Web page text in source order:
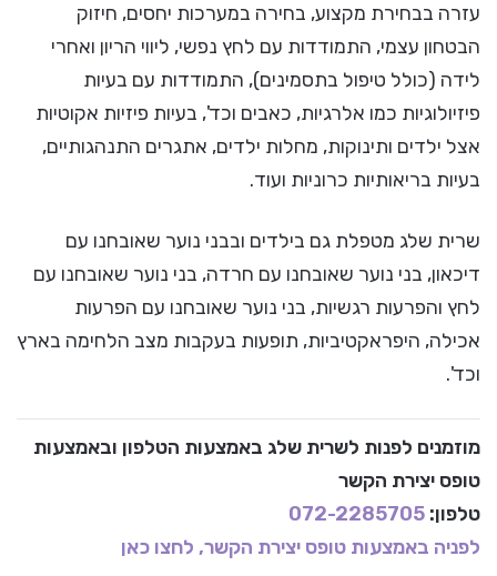
עזרה בבחירת מקצוע, בחירה במערכות יחסים, חיזוק
הבטחון עצמי, התמודדות עם לחץ נפשי, ליווי הריון ואחרי
לידה (כולל טיפול בתסמינים), התמודדות עם בעיות
פיזיולוגיות כמו אלרגיות, כאבים וכד', בעיות פיזיות אקוטיות
אצל ילדים ותינוקות, מחלות ילדים, אתגרים התנהגותיים,
בעיות בריאותיות כרוניות ועוד.
שרית שלג מטפלת גם בילדים ובבני נוער שאובחנו עם
דיכאון, בני נוער שאובחנו עם חרדה, בני נוער שאובחנו עם
לחץ והפרעות רגשיות, בני נוער שאובחנו עם הפרעות
אכילה, היפראקטיביות, תופעות בעקבות מצב הלחימה בארץ
וכד'.
מוזמנים לפנות לשרית שלג באמצעות הטלפון ובאמצעות
טופס יצירת הקשר
טלפון: 072-2285705
לפניה באמצעות טופס יצירת הקשר, לחצו כאן